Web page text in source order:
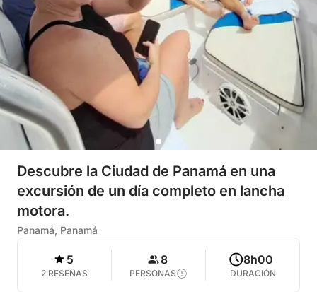
Descubre la Ciudad de Panamá en una
excursión de un día completo en lancha
motora.
Panamá, Panamá
5
2 RESEÑAS
8
PERSONAS
8h00
DURACIÓN